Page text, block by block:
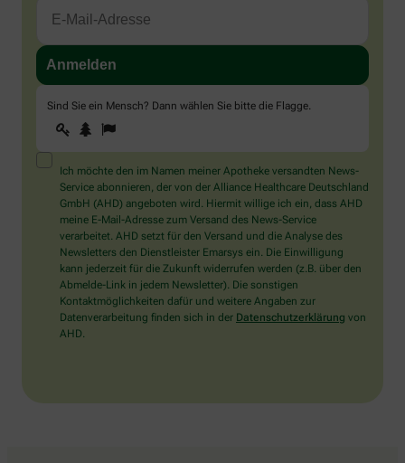
Sind Sie ein Mensch? Dann wählen Sie bitte die Flagge.
Sind
Sie
ein
Mensch?
Dann
wählen
Sie
bitte
die
Flagge.
1 2
Ich möchte den im Namen meiner Apotheke versandten News-
Service abonnieren, der von der Alliance Healthcare Deutschland
GmbH (AHD) angeboten wird. Hiermit willige ich ein, dass AHD
meine E-Mail-Adresse zum Versand des News-Service
verarbeitet. AHD setzt für den Versand und die Analyse des
Newsletters den Dienstleister Emarsys ein. Die Einwilligung
kann jederzeit für die Zukunft widerrufen werden (z.B. über den
Abmelde-Link in jedem Newsletter). Die sonstigen
Kontaktmöglichkeiten dafür und weitere Angaben zur
Datenverarbeitung finden sich in der Datenschutzerklärung von
AHD.